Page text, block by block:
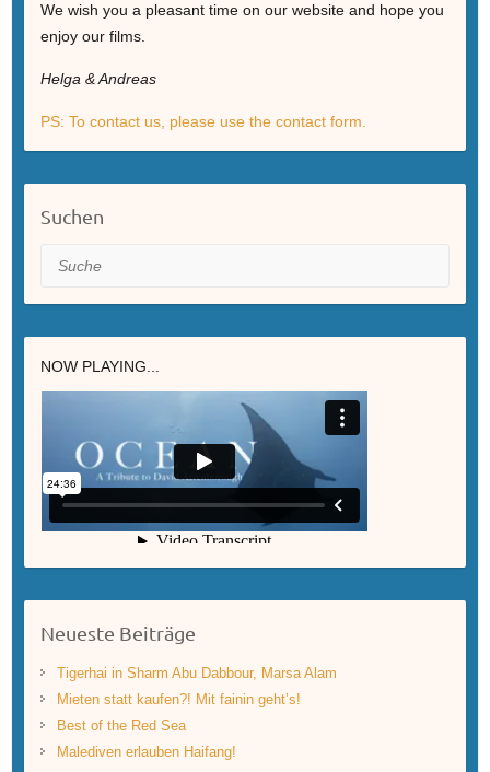
We wish you a pleasant time on our website and hope you
enjoy our films.
Helga & Andreas
PS: To contact us, please use the contact form.
Suchen
Suche
NOW PLAYING...
Neueste Beiträge
Tigerhai in Sharm Abu Dabbour, Marsa Alam
Mieten statt kaufen?! Mit fainin geht’s!
Best of the Red Sea
Malediven erlauben Haifang!